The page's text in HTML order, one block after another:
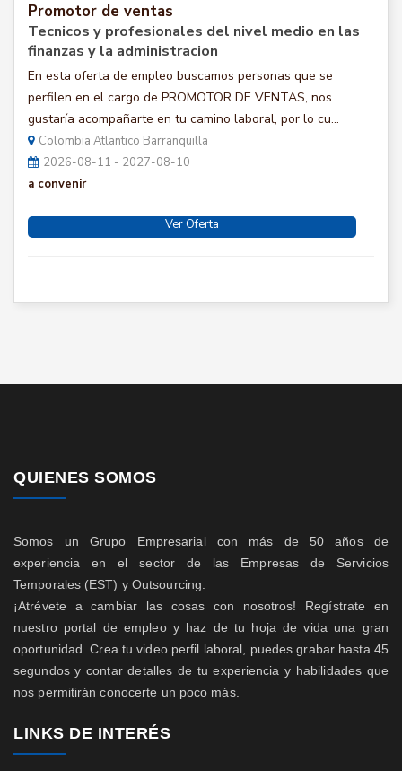
Promotor de ventas
Tecnicos y profesionales del nivel medio en las
finanzas y la administracion
En esta oferta de empleo buscamos personas que se
perfilen en el cargo de PROMOTOR DE VENTAS, nos
gustaría acompañarte en tu camino laboral, por lo cu...
Colombia Atlantico Barranquilla
2026-08-11 - 2027-08-10
a convenir
Ver Oferta
QUIENES SOMOS
Somos un Grupo Empresarial con más de 50 años de
experiencia en el sector de las Empresas de Servicios
Temporales (EST) y Outsourcing.
¡Atrévete a cambiar las cosas con nosotros! Regístrate en
nuestro portal de empleo y haz de tu hoja de vida una gran
oportunidad. Crea tu video perfil laboral, puedes grabar hasta 45
segundos y contar detalles de tu experiencia y habilidades que
nos permitirán conocerte un poco más.
LINKS DE INTERÉS